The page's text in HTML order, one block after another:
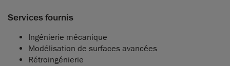
Services fournis
Ingénierie mécanique
Modélisation de surfaces avancées
Rétroingénierie